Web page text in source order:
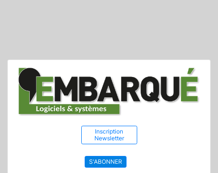
Inscription
Newsletter
S'ABONNER